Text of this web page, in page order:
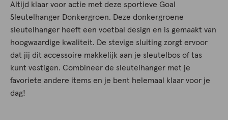
Altijd klaar voor actie met deze sportieve Goal
Sleutelhanger Donkergroen. Deze donkergroene
sleutelhanger heeft een voetbal design en is gemaakt van
hoogwaardige kwaliteit. De stevige sluiting zorgt ervoor
dat jij dit accessoire makkelijk aan je sleutelbos of tas
kunt vestigen. Combineer de sleutelhanger met je
favoriete andere items en je bent helemaal klaar voor je
dag!